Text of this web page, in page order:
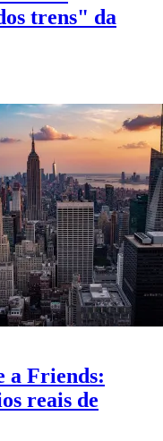
trens" da
a Friends:
reais de